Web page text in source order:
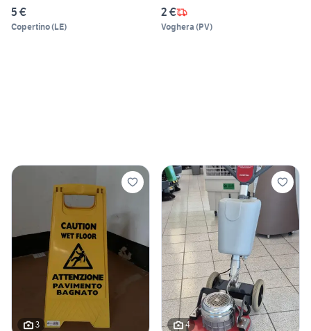
5 €
Copertino(LE)
2 €
Voghera (PV)
3 4